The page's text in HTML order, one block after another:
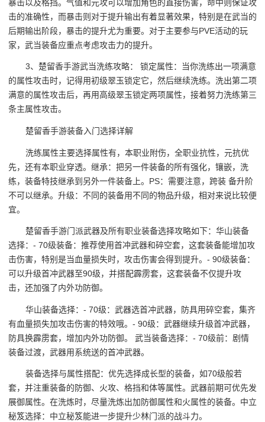
暴击以及格挡。气值和元攻可以增加角色的直接伤害，命中则保证攻
击的准确性，而暴击则对于提升输出有着显著效果，特别是在武当的
后期输出阶段，暴击的提升尤为重要。对于主要参与PVE活动的玩
家，武当装备应重点考虑攻击力的提升。
3、楚留香手游武当洗练攻略： 锁定属性：当你洗练出一项满意
的属性攻击时，记得用初级翠玉锁定它，然后继续洗练。洗出第二项
满意的属性攻击后，再用高级翠玉锁定两项属性，接着努力洗练第三
条主属性攻击。
楚留香手游装备入门选择详解
洗练属性主要选择属性有，本职业附伤，全职业抗性，元抗优
先，还有本职业穿透。继承：把另一件装备的所有强化，镶嵌，洗
练，装备特技继承到另外一件装备上。PS：需要注意，跨装 备升阶
不可以继承。升级：不同的装备用不同的物品升级，相对来说比较便
宜。
楚留香手游门派武器及所有职业装备选择攻略如下：华山装备
选择：- 70级装备：推荐使用首冲武器和碎空套，这套装备能增加攻
击伤害，特别是当血量损失时，攻击伤害会得到提升。- 90级装备：
可以升级首冲武器至90级，并搭配霹雳套，这套装备不仅提升攻
击，还加强了内外功防御。
华山装备选择：- 70级：武器选首冲武器，防具用碎空套，集齐
有血量损失加攻击伤害的特效哦。- 90级：武器继续升级首冲武器，
防具换霹雳套，增加内外功防御。 武当装备选择：- 70级前：剧情
装备过渡，武器用系统送的首冲武器。
装备选择与属性搭配：优先选择成长型的装备，如70级般若
套，并注重装备的防御、火攻、格挡和体等属性。武器前期可优先发
展御属性。在洗炼时，尽量洗炼出加防御属性和火属性的装备。中立
秘笈选择：中立秘笈能进一步提升少林门派的战斗力。